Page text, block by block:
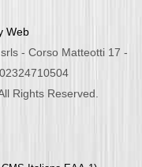
Web
- Corso Matteotti 17 -
Rights Reserved.